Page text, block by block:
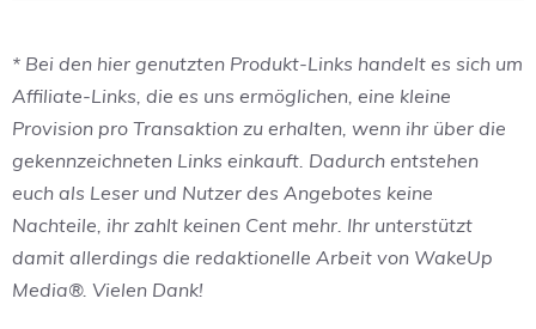
* Bei den hier genutzten Produkt-Links handelt es sich um
Affiliate-Links, die es uns ermöglichen, eine kleine
Provision pro Transaktion zu erhalten, wenn ihr über die
gekennzeichneten Links einkauft. Dadurch entstehen
euch als Leser und Nutzer des Angebotes keine
Nachteile, ihr zahlt keinen Cent mehr. Ihr unterstützt
damit allerdings die redaktionelle Arbeit von WakeUp
Media®. Vielen Dank!